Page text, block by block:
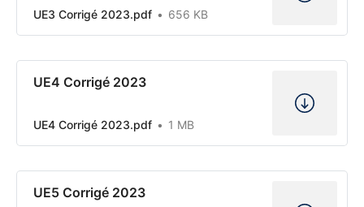
UE3 Corrigé 2023.pdf 656 KB
UE4 Corrigé 2023
UE4 Corrigé 2023.pdf 1 MB
UE5 Corrigé 2023